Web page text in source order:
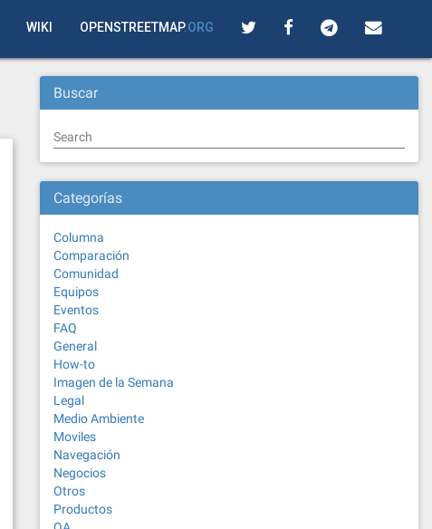
WIKI OPENSTREETMAP.ORG
Buscar
Search
Categorías
Columna
Comparación
Comunidad
Equipos
Eventos
FAQ
General
How-to
Imagen de la Semana
Legal
Medio Ambiente
Moviles
Navegación
Negocios
Otros
Productos